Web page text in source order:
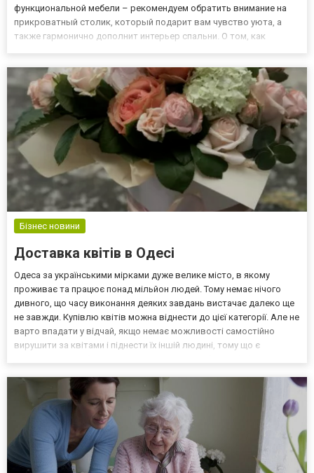
функциональной мебели – рекомендуем обратить внимание на
прикроватный столик, который подарит вам чувство уюта, а
также гармонично дополнит интерьер спальни. О том, как
Прикров...
Бізнес новини
Доставка квітів в Одесі
Одеса за українськими мірками дуже велике місто, в якому
проживає та працює понад мільйон людей. Тому немає нічого
дивного, що часу виконання деяких завдань вистачає далеко ще
не завжди. Купівлю квітів можна віднести до цієї категорії. Але не
варто впадати у відчай, якщо немає можливості самостійно
вирушити за квітами і піднести їх іншій людині, тому що є